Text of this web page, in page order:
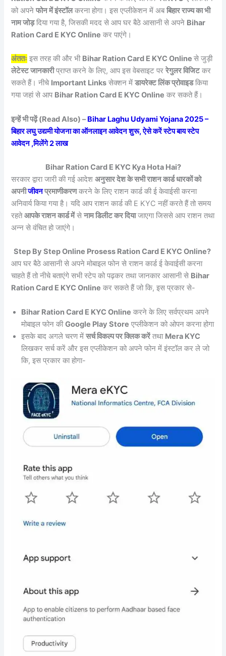
को अपनेफोन में इंस्टॉलकरना होगा। इस एप्लीकेशन में अबबिहार राज्य का भी
नाम जोड़दिया गया है, जिसकी मदद से आप घर बैठे आसानी से अपने Bihar
Ration Card E KYC Online कर पाएंगे।
अंततः इस तरह की और भी Bihar Ration Card E KYC Onlineसे जुड़ी
लेटेस्ट जानकारीप्राप्त करने के लिए, आप इस वेबसाइट पररेगुलर विजिटकर
सकते हैं। नीचे Important Links सेक्शन मेंडायरेक्ट लिंक प्रोवाइडकिया
गया जहां से आप Bihar Ration Card E KYC Online कर सकते हैं।
इन्हें भी पढ़ें (Read Also) –Bihar Laghu Udyami Yojana 2025 –
बिहार लघु उद्यमी योजना का ऑनलाइन आवेदन शुरू, ऐसे करें स्टेप बाय स्टेप
आवेदन ,मिलेंगे 2 लाख
Bihar Ration Card E KYC Kya Hota Hai?
सरकार द्वारा जारी की गई आदेशअनुसार देश के सभी राशन कार्ड धारकों को
अपनीजीवनप्रमाणीकरणकरने के लिए राशन कार्ड की ई केवाईसी करना
अनिवार्य किया गया है। यदि आप राशन कार्ड की E KYC नहीं करते हैं तो समय
रहतेआपके राशन कार्ड मेंसेनाम डिलीट कर दियाजाएगा जिससे आप राशन तथा
अन्न से वंचित हो जाएंगे।
Step By Step Online Prosess Ration Card E KYC Online?
आप घर बैठे आसानी से अपने मोबाइल फोन से राशन कार्ड ई केवाईसी करना
चाहते हैं तो नीचे बताएंगे सभी स्टेप को पढ़कर तथा जानकार आसानी से Bihar
Ration Card E KYC Online कर सकते हैं जो कि, इस प्रकार से-
Bihar Ration Card E KYC Online करने के लिए सर्वप्रथम अपने
मोबाइल फोन कीGoogle Play Store एप्लीकेशन को ओपन करना होगा
इसके बाद अगले चरण मेंसर्च विकल्प पर क्लिक करेंतथा Mera KYC
लिखकर सर्च करें और इस एप्लीकेशन को अपने फोन में इंस्टॉल कर ले जो
कि, इस प्रकार का होगा-